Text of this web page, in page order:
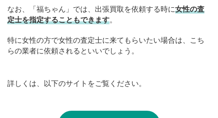
なお、「福ちゃん」では、出張買取を依頼する時に女性の査
定士を指定することもできます。
特に女性の方で女性の査定士に来てもらいたい場合は、こち
らの業者に依頼されるといいでしょう。
詳しくは、以下のサイトをご覧ください。